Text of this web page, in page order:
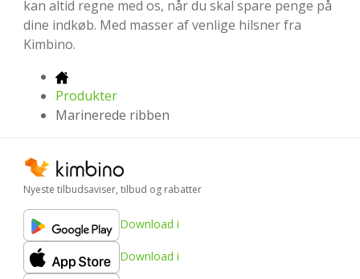
kan altid regne med os, når du skal spare penge på
dine indkøb. Med masser af venlige hilsner fra
Kimbino.
Produkter
Marinerede ribben
Nyeste tilbudsaviser, tilbud og rabatter
Download i
Download i